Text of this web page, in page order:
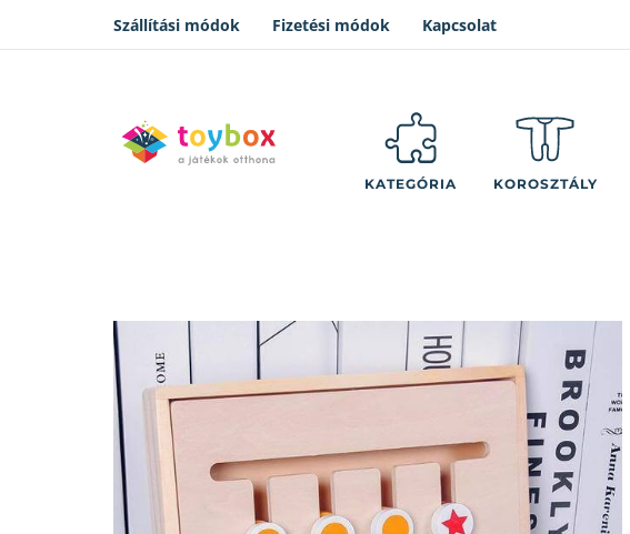
Szállítási módok Fizetési módok Kapcsolat
KATEGÓRIA KOROSZTÁLY